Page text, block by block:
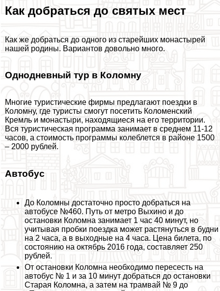
Как добраться до святых мест
Как же добраться до одного из старейших монастырей
нашей родины. Вариантов довольно много.
Однодневный тур в Коломну
Многие туристические фирмы предлагают поездки в
Коломну, где туристы смогут посетить Коломенский
Кремль и монастыри, находящиеся на его территории.
Вся туристическая программа занимает в среднем 11-12
часов, а стоимость программы колeблется в районе 1500
– 2000 рублей.
Автобус
До Коломны достаточно просто добраться на
автобусе №460. Путь от метро Выхино и до
остановки Коломна занимает 1 час 40 минут, но
учитывая пробки поездка может растянуться в будни
на 2 часа, а в выходные на 4 часа. Цена билета, по
состоянию на октябрь 2016 года, составляет 250
рублей.
От остановки Коломна необходимо пересесть на
автобус № 1 и за 10 минут добраться до остановки
Старая Коломна, а затем на трамвай № 9 до